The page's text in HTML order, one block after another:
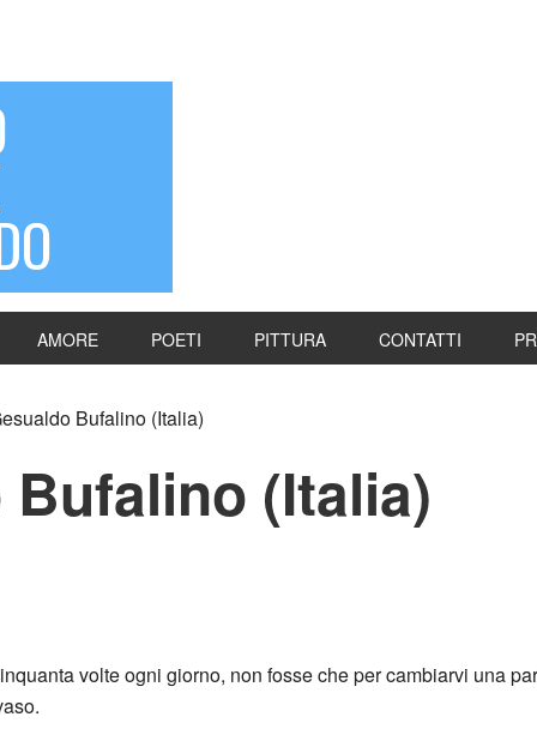
AMORE POETI PITTURA CONTATTI
Bufalino (Italia)
(Italia)
volte ogni giorno, non fosse che per cambiarvi una